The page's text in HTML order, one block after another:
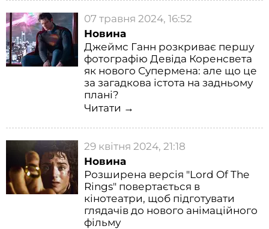
07 травня 2024, 16:52
Новина
Джеймс Ганн розкриває першу
фотографію Девіда Коренсвета
як нового Супермена: але що це
за загадкова істота на задньому
плані?
Читати →
29 квітня 2024, 21:18
Новина
Розширена версія "Lord Of The
Rings" повертається в
кінотеатри, щоб підготувати
глядачів до нового анімаційного
фільму